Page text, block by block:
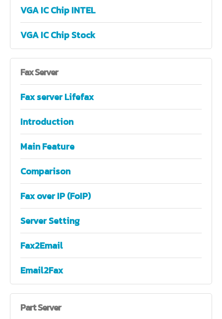
VGA IC Chip INTEL
VGA IC Chip Stock
FaxServer
Fax server Lifefax
Introduction
Main Feature
Comparison
Fax over IP (FoIP)
Server Setting
Fax2Email
Email2Fax
PartServer